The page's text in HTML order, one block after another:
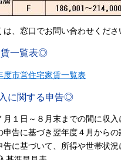
、窓口でお問い合わせくださ
一覧表◎
度市営住宅家賃一覧表
に関する申告◎
１日～８月末までの間に収
に基づき翌年度４月からの
に基づいて、所得や世帯状